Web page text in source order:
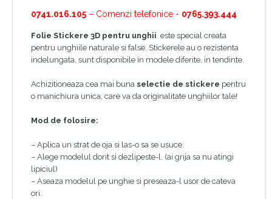
0741.016.105 – Comenzi telefonice - 0765.393.444
Folie Stickere 3D pentru unghii este special creata
pentru unghiile naturale si false. Stickerele au o rezistenta
indelungata, sunt disponibile in modele diferite, in tendinte.
Achizitioneaza cea mai buna selectie de stickere pentru
o manichiura unica, care va da originalitate unghiilor tale!
Mod de folosire:
– Aplica un strat de oja si las-o sa se usuce.
– Alege modelul dorit si dezlipeste-l. (ai grija sa nu atingi
lipiciul)
– Aseaza modelul pe unghie si preseaza-l usor de cateva
ori.